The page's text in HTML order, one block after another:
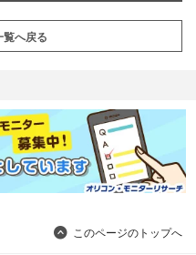
覧へ戻る
このページのトップへ